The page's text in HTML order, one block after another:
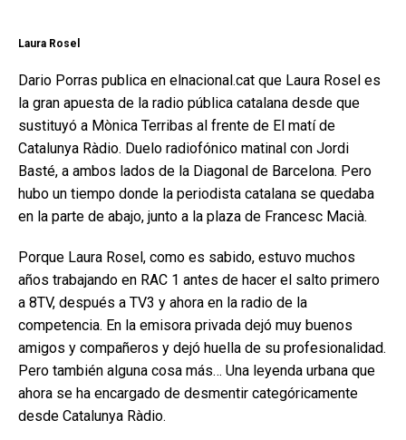
Laura Rosel
Dario Porras publica en elnacional.cat que Laura Rosel es
la gran apuesta de la radio pública catalana desde que
sustituyó a Mònica Terribas al frente de El matí de
Catalunya Ràdio. Duelo radiofónico matinal con Jordi
Basté, a ambos lados de la Diagonal de Barcelona. Pero
hubo un tiempo donde la periodista catalana se quedaba
en la parte de abajo, junto a la plaza de Francesc Macià.
Porque Laura Rosel, como es sabido, estuvo muchos
años trabajando en RAC 1 antes de hacer el salto primero
a 8TV, después a TV3 y ahora en la radio de la
competencia. En la emisora privada dejó muy buenos
amigos y compañeros y dejó huella de su profesionalidad.
Pero también alguna cosa más… Una leyenda urbana que
ahora se ha encargado de desmentir categóricamente
desde Catalunya Ràdio.